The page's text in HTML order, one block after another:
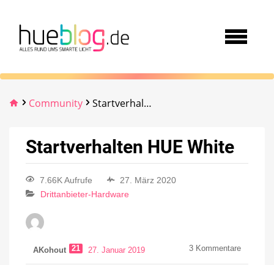
Community Startverhalten HUE White
Startverhalten HUE White
7.66K Aufrufe
27. März 2020
Drittanbieter-Hardware
AKohout 21 27. Januar 2019 3 Kommentare